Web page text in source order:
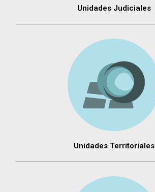
Unidades Judiciales
Unidades Territoriales